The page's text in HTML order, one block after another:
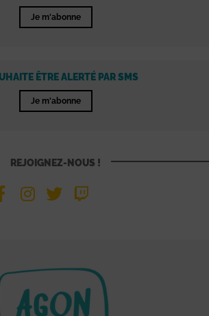
Je m'abonne
ÊTRE ALERTÉ PAR SMS
Je m'abonne
REJOIGNEZ-NOUS !